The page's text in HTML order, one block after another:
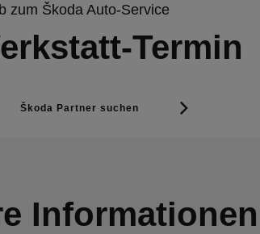
zum Škoda Auto-Service
Termin
Škoda Partner suchen
Informationen